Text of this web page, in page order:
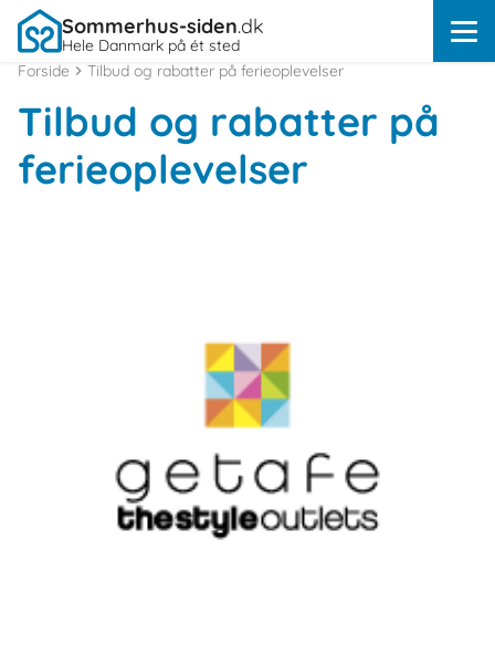
Sommerhus-siden.dk
Hele Danmark på ét sted
Forside
Tilbud og rabatter på ferieoplevelser
Tilbud og rabatter på
ferieoplevelser